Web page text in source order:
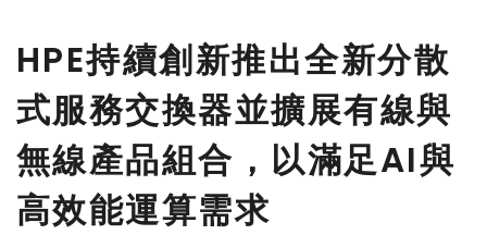
HPE持續創新推出全新分散
式服務交換器並擴展有線與
無線產品組合，以滿足AI與
高效能運算需求